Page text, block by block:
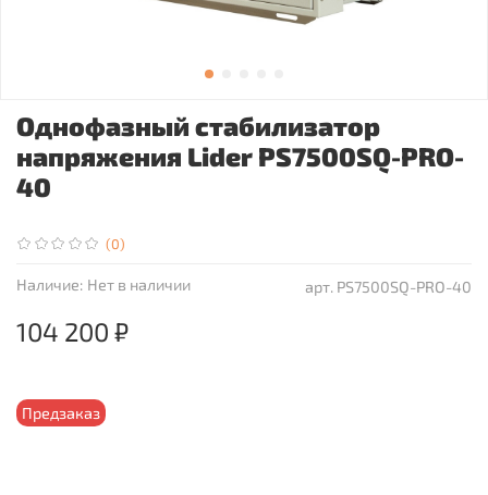
(0)
арт. PS7500SQ-PRO-40
Наличие: Нет в наличии
Предзаказ
Однофазный стабилизатор
напряжения Lider PS7500SQ-PRO-
40
104 200 ₽